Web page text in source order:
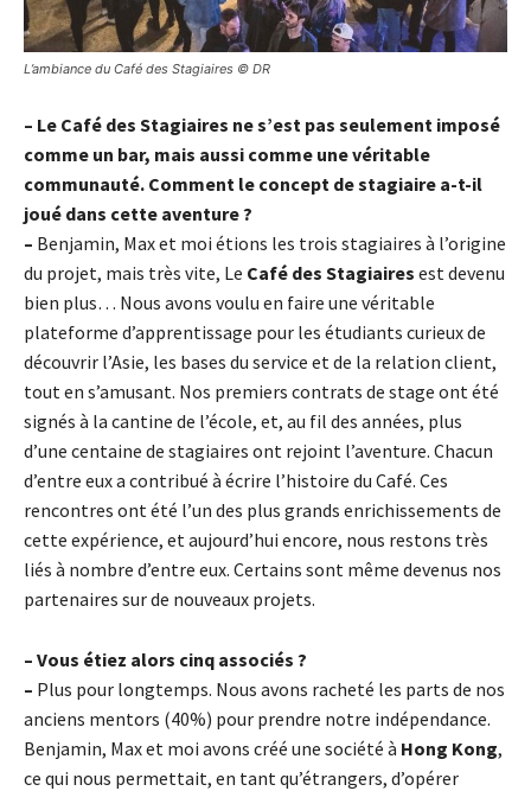
L’ambiance du Café des Stagiaires © DR
– Le Café des Stagiaires ne s’est pas seulement imposé
comme un bar, mais aussi comme une véritable
communauté. Comment le concept de stagiaire a-t-il
joué dans cette aventure ?
– Benjamin, Max et moi étions les trois stagiaires à l’origine
du projet, mais très vite, Le Café des Stagiaires est devenu
bien plus… Nous avons voulu en faire une véritable
plateforme d’apprentissage pour les étudiants curieux de
découvrir l’Asie, les bases du service et de la relation client,
tout en s’amusant. Nos premiers contrats de stage ont été
signés à la cantine de l’école, et, au fil des années, plus
d’une centaine de stagiaires ont rejoint l’aventure. Chacun
d’entre eux a contribué à écrire l’histoire du Café. Ces
rencontres ont été l’un des plus grands enrichissements de
cette expérience, et aujourd’hui encore, nous restons très
liés à nombre d’entre eux. Certains sont même devenus nos
partenaires sur de nouveaux projets.
– Vous étiez alors cinq associés ?
– Plus pour longtemps. Nous avons racheté les parts de nos
anciens mentors (40%) pour prendre notre indépendance.
Benjamin, Max et moi avons créé une société à Hong Kong,
ce qui nous permettait, en tant qu’étrangers, d’opérer